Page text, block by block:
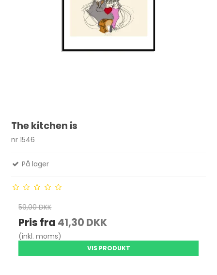
The kitchen is
nr 1546
På lager
59,00 DKK
Pris fra 41,30 DKK
(inkl. moms)
VIS PRODUKT